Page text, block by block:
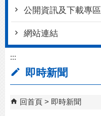
公開資訊及下載專區
網站連結
:::
即時新聞
回首頁 即時新聞